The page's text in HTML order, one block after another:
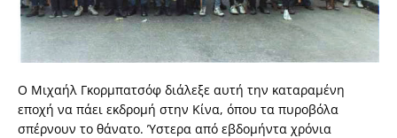
Ο Μιχαήλ Γκορμπατσόφ διάλεξε αυτή την καταραμένη
εποχή να πάει εκδρομή στην Κίνα, όπου τα πυροβόλα
σπέρνουν το θάνατο. Ύστερα από εβδομήντα χρόνια